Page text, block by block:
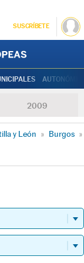
SUSCRÍBETE
2009
y León » Burgos »